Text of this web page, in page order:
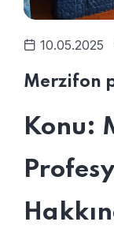
10.05.2025
Merzifon
Konu: